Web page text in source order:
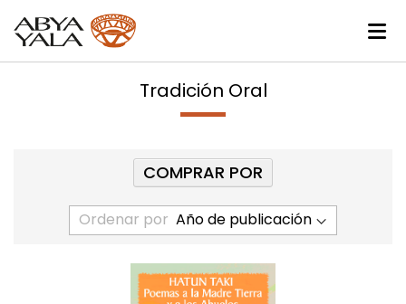
Tradición Oral
Ordenar por
COMPRAR POR